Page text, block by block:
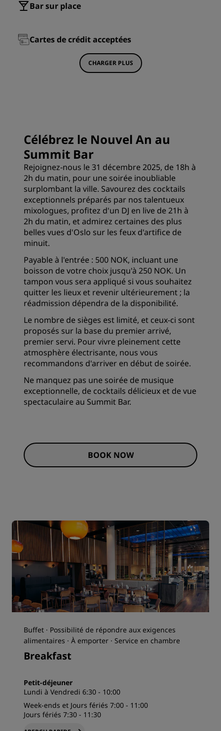
Bar sur place
Cartes de crédit acceptées
CHARGER PLUS
Célébrez le Nouvel An au
Summit Bar
Rejoignez-nous le 31 décembre 2025, de 18h à
2h du matin, pour une soirée inoubliable
surplombant la ville. Savourez des cocktails
exceptionnels préparés par nos talentueux
mixologues, profitez d'un DJ en live de 21h à
2h du matin, et admirez certaines des plus
belles vues d'Oslo sur les feux d'artifice de
minuit.
Payable à l'entrée : 500 NOK, incluant une
boisson de votre choix jusqu'à 250 NOK. Un
tampon vous sera appliqué si vous souhaitez
quitter les lieux et revenir ultérieurement ; la
réadmission dépendra de la disponibilité.
Le nombre de sièges est limité, et ceux-ci sont
proposés sur la base du premier arrivé,
premier servi. Pour vivre pleinement cette
atmosphère électrisante, nous vous
recommandons d'arriver en début de soirée.
Ne manquez pas une soirée de musique
exceptionnelle, de cocktails délicieux et de vue
spectaculaire au Summit Bar.
BOOK NOW
Buffet · Possibilité de répondre aux exigences
alimentaires · À emporter · Service en chambre
Breakfast
Petit-déjeuner
Lundi à Vendredi 6:30 - 10:00
Week-ends et Jours fériés 7:00 - 11:00
Jours fériés 7:30 - 11:30